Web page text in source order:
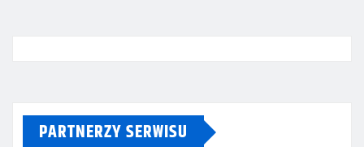
PARTNERZY SERWISU